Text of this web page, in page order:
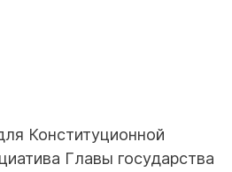
Конституционной
Главы государства